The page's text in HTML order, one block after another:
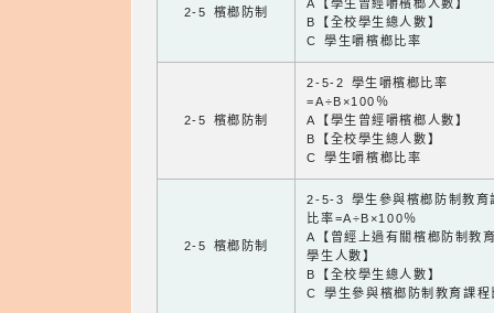
2-5 檳榔防制
A【學生曾經嚼檳榔人數】
B【全校學生總人數】
C 學生嚼檳榔比率
2-5 檳榔防制
2-5-2 學生嚼檳榔比率
=A÷B×100％
A【學生曾經嚼檳榔人數】
B【全校學生總人數】
C 學生嚼檳榔比率
2-5 檳榔防制
2-5-3 學生參與檳榔防制教育
比率=A÷B×100％
A【曾經上過有關檳榔防制教
學生人數】
B【全校學生總人數】
C 學生參與檳榔防制教育課程